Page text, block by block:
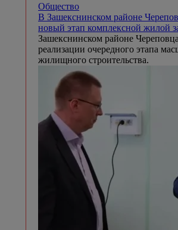
Общество
В Зашекснинском районе
новый этап комплексной жилой
Зашекснинском районе
реализации очередного этапа
жилищного строительства.